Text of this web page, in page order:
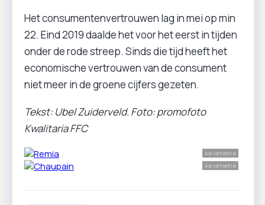
Het consumentenvertrouwen lag in mei op min
22. Eind 2019 daalde het voor het eerst in tijden
onder de rode streep. Sinds die tijd heeft het
economische vertrouwen van de consument
niet meer in de groene cijfers gezeten.
Tekst: Ubel Zuiderveld. Foto: promofoto
Kwalitaria FFC
Advertentie
Advertentie